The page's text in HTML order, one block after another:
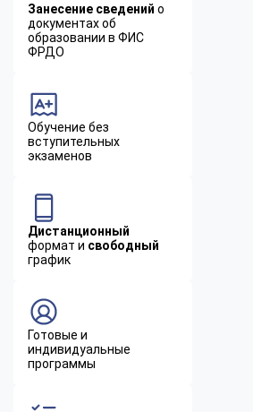
Занесение сведений о
документах об
образовании в ФИС
ФРДО
Обучение без
вступительных
экзаменов
Дистанционный
формат и свободный
график
Готовые и
индивидуальные
программы